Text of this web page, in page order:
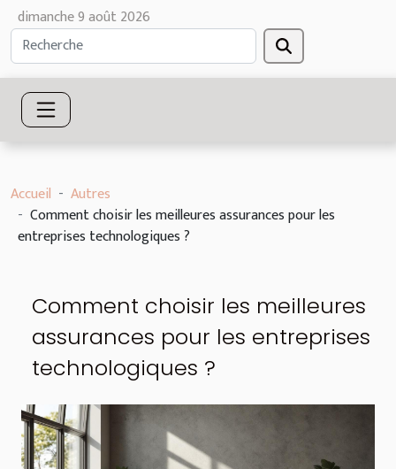
dimanche 9 août 2026
Accueil
Autres
Comment choisir les meilleures assurances pour les
entreprises technologiques ?
Comment choisir les meilleures
assurances pour les entreprises
technologiques ?